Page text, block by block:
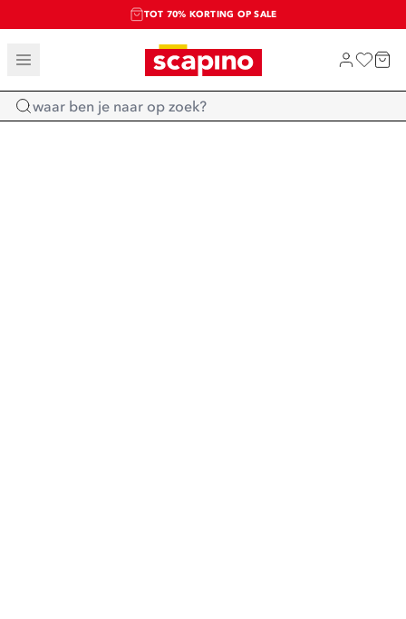
TOT 70% KORTING OP SALE
SALE: LAATSTE KANS!
SHOP NIEUW
Home